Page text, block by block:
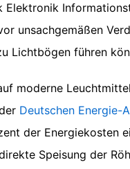
Elektronik
unsachgemäßen
Lichtbögen führen
moderne
Deutschen Energie-
der Energiekosten
Speisung der